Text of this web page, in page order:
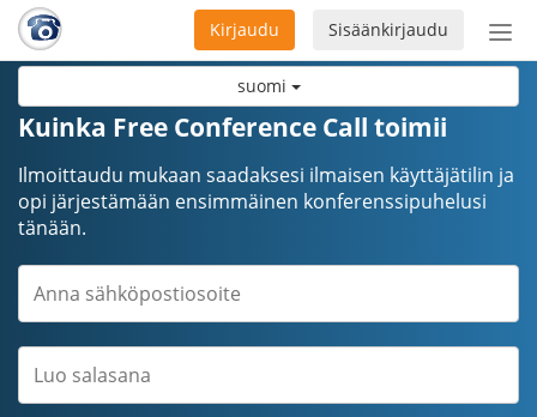
suomi
Sisäänkirjaudu
Kirjaudu
Kuinka Free Conference Call toimii
Ilmoittaudu mukaan saadaksesi ilmaisen käyttäjätilin ja
opi järjestämään ensimmäinen konferenssipuhelusi
tänään.